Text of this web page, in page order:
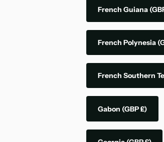
French Guiana
French Polynesia
French Southern
Gabon (GBP £)